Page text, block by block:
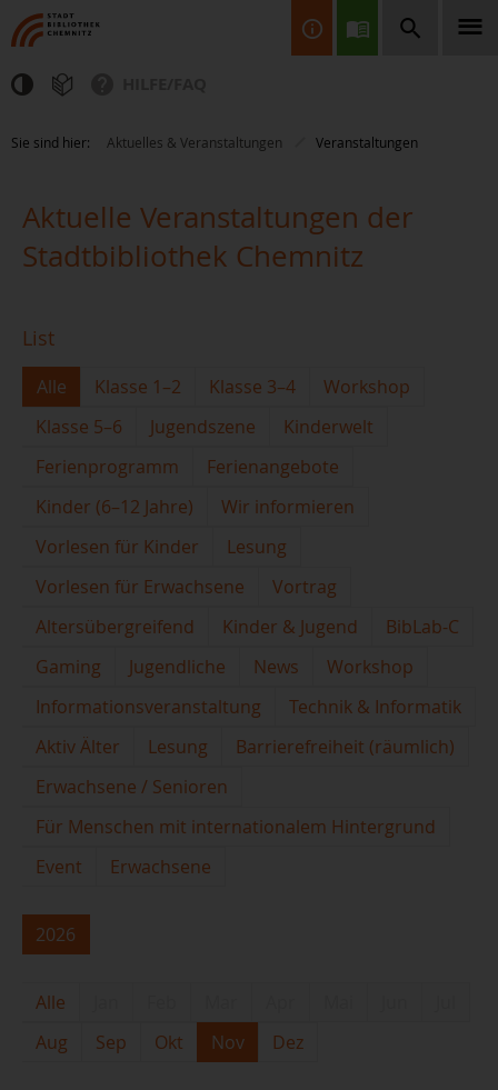
Finden Sie Informationen, Bücher, CDs & DVDs, Spiele, BluRays,
Zeitschriften und vieles mehr...
Sie sind hier: Aktuelles & Veranstaltungen Veranstaltungen
Aktuelle Veranstaltungen der
Stadtbibliothek Chemnitz
List
Alle Klasse 1–2 Klasse 3–4
Workshop
Klasse 5–6
Jugendszene
Kinderwelt
Ferienprogramm
Ferienangebote
Kinder (6–12 Jahre)
Wir informieren
Vorlesen für Kinder
Lesung
Vorlesen für Erwachsene
Vortrag
Altersübergreifend
Kinder & Jugend
BibLab-C
Gaming
Jugendliche News
Workshop
Informationsveranstaltung
Technik & Informatik
Aktiv Älter
Lesung
Barrierefreiheit (räumlich)
Erwachsene / Senioren
Für Menschen mit internationalem Hintergrund
Event
Erwachsene
2026
Alle
Aug
Sep Okt Nov Dez